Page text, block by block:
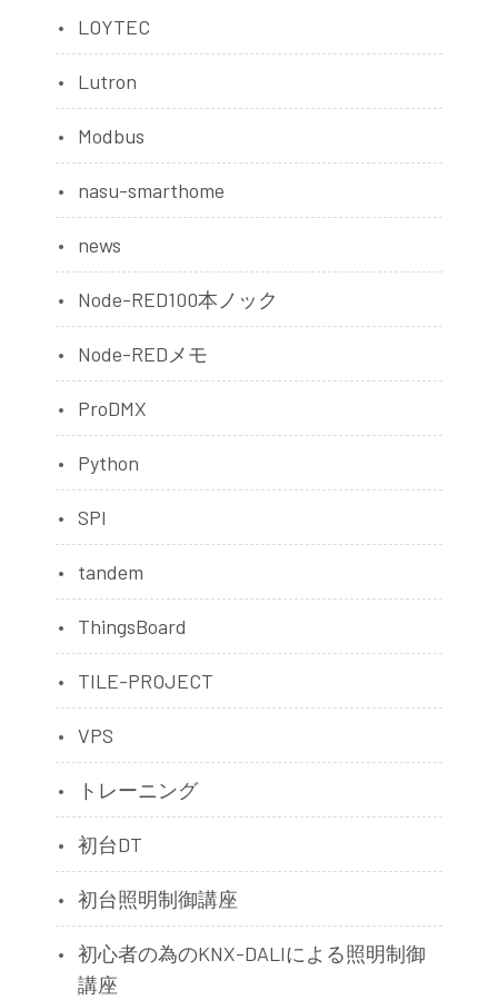
LOYTEC
Lutron
Modbus
nasu-smarthome
news
Node-RED100本ノック
Node-REDメモ
ProDMX
Python
SPI
tandem
ThingsBoard
TILE-PROJECT
VPS
トレーニング
初台DT
初台照明制御講座
初心者の為のKNX-DALIによる照明制御
講座